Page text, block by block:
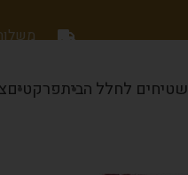
משלוח
שטיחים לחלל הביתפרקטים